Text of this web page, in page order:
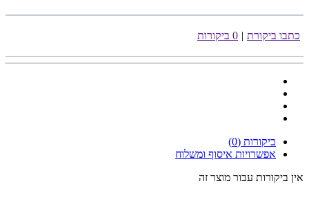
כתבו ביקורת | 0 ביקורות
ביקורות (0)
אפשרויות איסוף ומשלוח
אין ביקורות עבור מוצר זה